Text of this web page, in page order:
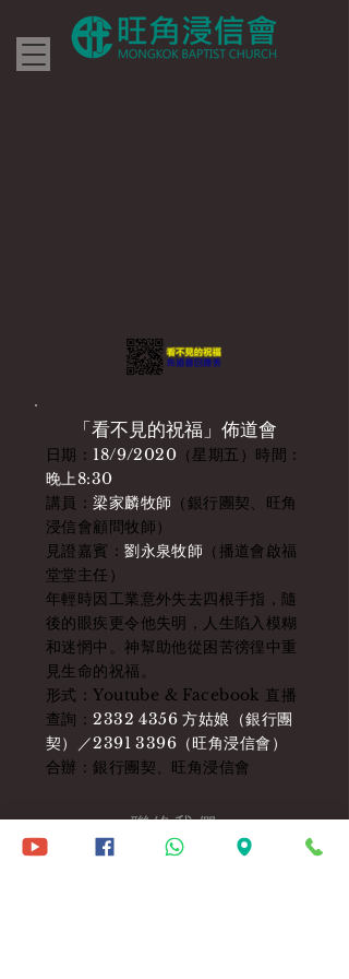
​「看不見的祝福」佈道會
日期： 18/9/2020 （星期五）時間：
晚上8:30
講員：梁家麟牧師 （銀行團契、旺角
浸信會顧問牧師）
見證嘉賓：劉永泉牧師 （播道會啟福
堂堂主任）
年輕時因工業意外失去四根手指，隨
後的眼疾更令他失明，人生陷入模糊
和迷惘中。神幫助他從困苦徬徨中重
見生命的祝福。
形式：Youtube & Facebook 直播
查詢：2332 4356 方姑娘（銀行團
契）／2391 3396（旺角浸信會）
合辦：銀行團契、旺角浸信會
​聯絡我們
電話：(852)2391 3396